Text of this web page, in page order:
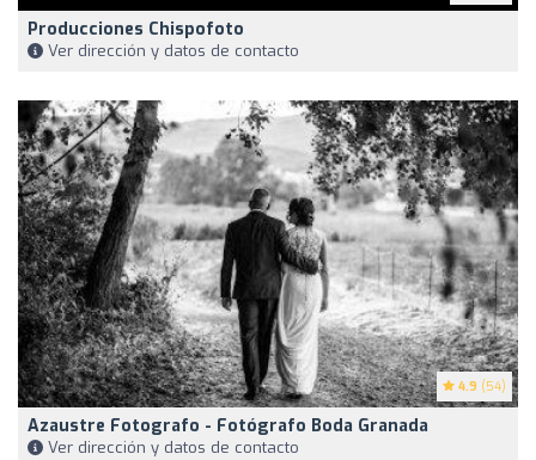
Producciones Chispofoto
Ver dirección y datos de contacto
4.9 (54)
Azaustre Fotografo - Fotógrafo Boda Granada
Ver dirección y datos de contacto